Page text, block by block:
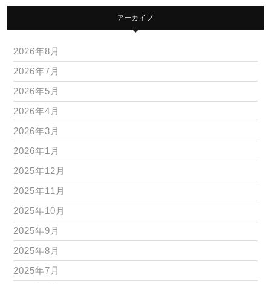
アーカイブ
2026年8月
2026年7月
2026年5月
2026年4月
2026年3月
2026年1月
2025年12月
2025年11月
2025年10月
2025年9月
2025年8月
2025年7月